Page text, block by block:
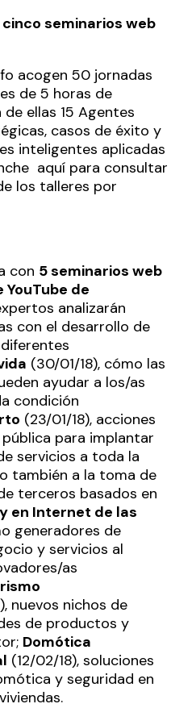
seminarios web
acogen 50 jornadas
de 5 horas de
de ellas 15 Agentes
casos de éxito y
inteligentes aplicadas
aquí para consultar
los talleres por
con 5 seminarios web
de
analizarán
con el desarrollo de
(30/01/18), cómo las
ayudar a los/as
condición
(23/01/18), acciones
para implantar
servicios a toda la
también a la toma de
terceros basados en
en Internet de las
generadores de
y servicios al
as
nuevos nichos de
de productos y
Domótica
(12/02/18), soluciones
y seguridad en